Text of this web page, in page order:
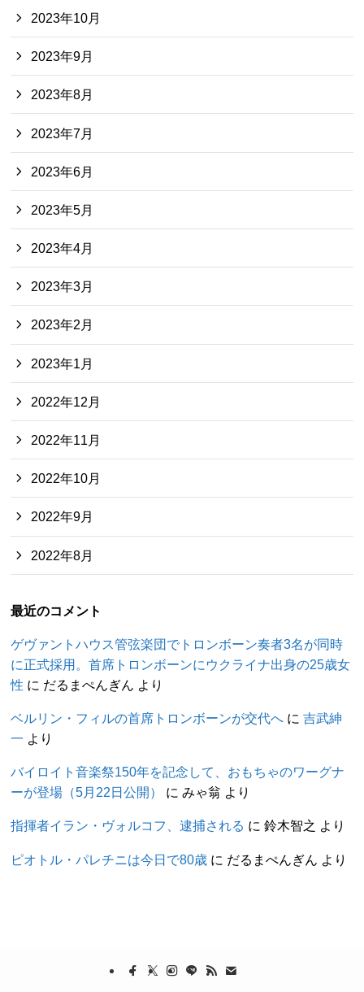
2023年10月
2023年9月
2023年8月
2023年7月
2023年6月
2023年5月
2023年4月
2023年3月
2023年2月
2023年1月
2022年12月
2022年11月
2022年10月
2022年9月
2022年8月
最近のコメント
ゲヴァントハウス管弦楽団でトロンボーン奏者3名が同時
に正式採用。首席トロンボーンにウクライナ出身の25歳女
性 に だるまぺんぎん より
ベルリン・フィルの首席トロンボーンが交代へ に吉武紳
一 より
バイロイト音楽祭150年を記念して、おもちゃのワーグナ
ーが登場（5月22日公開）
にみゃ翁 より
指揮者イラン・ヴォルコフ、逮捕される に鈴木智之 より
ピオトル・パレチニは今日で80歳 に だるまぺんぎん より